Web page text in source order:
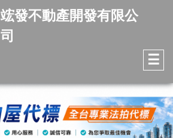
竤發不動產開發有限公
司
☰